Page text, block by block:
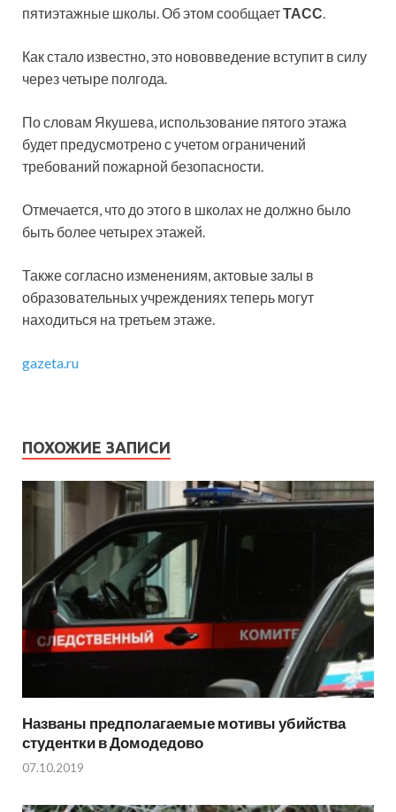
пятиэтажные школы. Об этом сообщаетТАСС
Как стало известно, это нововведение вступит в силу
через четыре полгода.
По словам Якушева, использование пятого этажа
будет предусмотрено с учетом ограничений
требований пожарной безопасности.
Отмечается, что до этого в школах не должно было
быть более четырех этажей.
Также согласно изменениям, актовые залы в
образовательных учреждениях теперь могут
находиться на третьем этаже.
gazeta.ru
ПОХОЖИЕ ЗАПИСИ
Названы предполагаемые мотивы убийства
студентки в Домодедово
07.10.2019